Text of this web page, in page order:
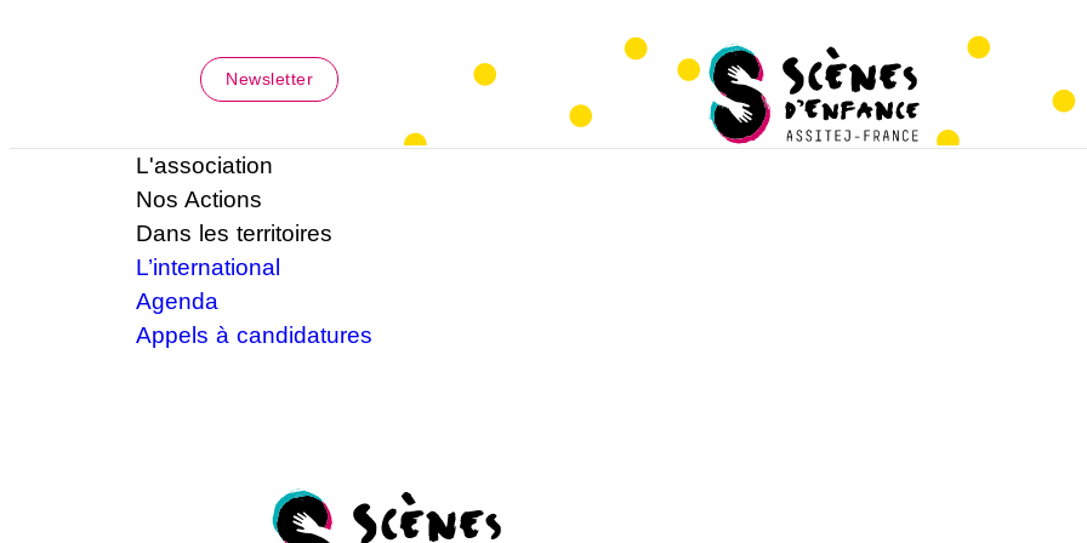
Newsletter
L'association
Nos Actions
Dans les territoires
L’international
Agenda
Appels à candidatures